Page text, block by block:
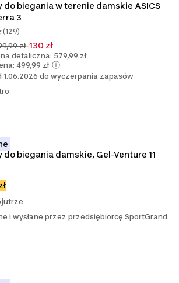
do biegania w terenie damskie ASICS
3
(129)
zł-130 zł
detaliczna: 579,99 zł
499,99 zł
1.06.2026 do wyczerpania zapasów
do biegania damskie, Gel-Venture 11
i wysłane przez przedsiębiorcę SportGrand